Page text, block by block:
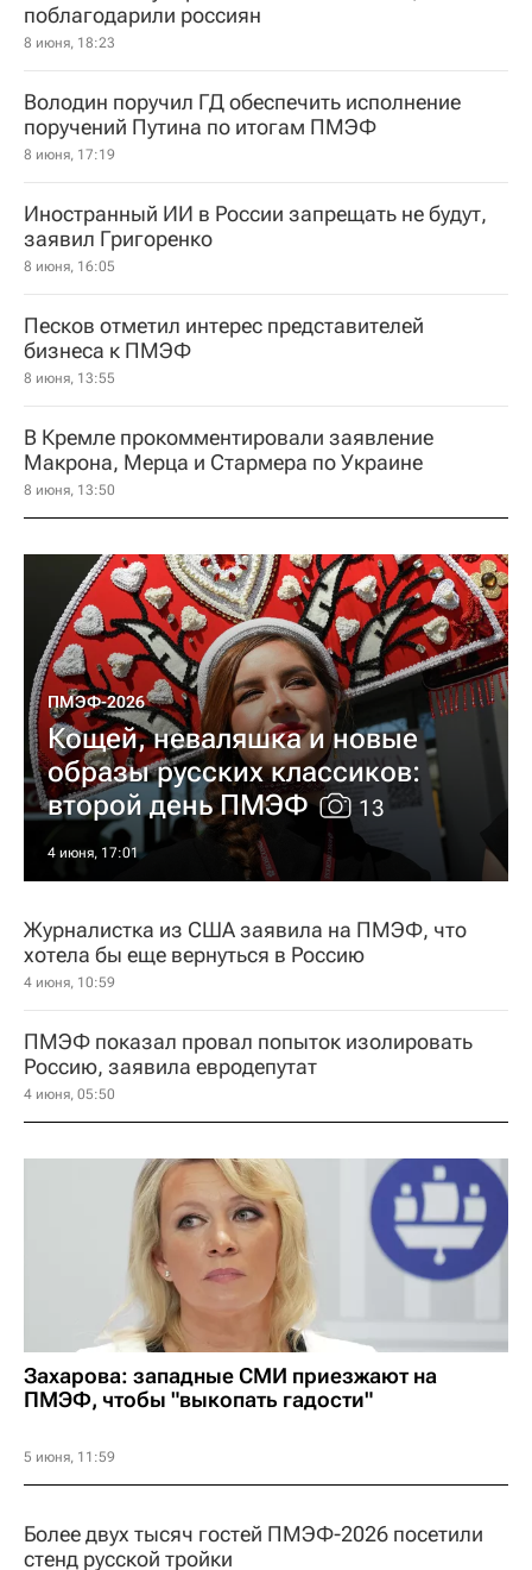
поблагодарили россиян
8 июня, 18:23
Володин поручил ГД обеспечить исполнение
поручений Путина по итогам ПМЭФ
8 июня, 17:19
Иностранный ИИ в России запрещать не будут,
заявил Григоренко
8 июня, 16:05
Песков отметил интерес представителей
бизнеса к ПМЭФ
8 июня, 13:55
В Кремле прокомментировали заявление
Макрона, Мерца и Стармера по Украине
8 июня, 13:50
ПМЭФ-2026
Кощей, неваляшка и новые
образы русских классиков:
второй день ПМЭФ
13
4 июня, 17:01
Журналистка из США заявила на ПМЭФ, что
хотела бы еще вернуться в Россию
4 июня, 10:59
ПМЭФ показал провал попыток изолировать
Россию, заявила евродепутат
4 июня, 05:50
Захарова: западные СМИ приезжают на
ПМЭФ, чтобы "выкопать гадости"
5 июня, 11:59
Более двух тысяч гостей ПМЭФ-2026 посетили
стенд русской тройки